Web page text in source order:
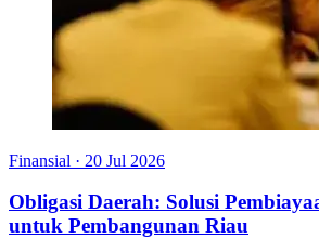
Finansial · 20 Jul 2026
Obligasi Daerah: Solusi
untuk Pembangunan Riau